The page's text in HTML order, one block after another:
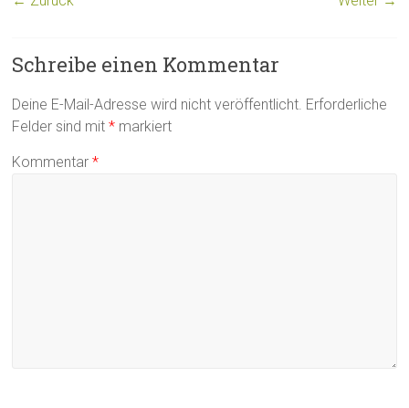
Schreibe einen Kommentar
Deine E-Mail-Adresse wird nicht veröffentlicht. Erforderliche
Felder sind mit* markiert
Kommentar*